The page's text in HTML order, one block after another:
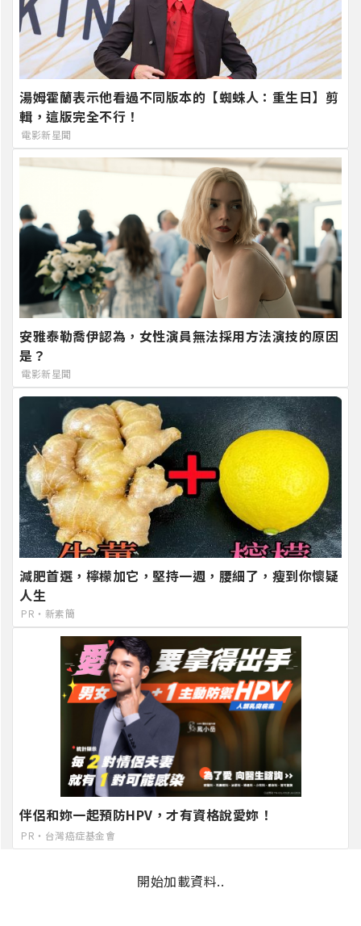
湯姆霍蘭表示他看過不同版本的【蜘蛛人：重生日】剪
輯，這版完全不行！
電影新星聞
安雅泰勒喬伊認為，女性演員無法採用方法演技的原因
是？
電影新星聞
減肥首選，檸檬加它，堅持一週，腰細了，瘦到你懷疑
人生
PR・新素簡
伴侶和妳一起預防HPV，才有資格說愛妳！
PR・台灣癌症基金會
開始加載資料..